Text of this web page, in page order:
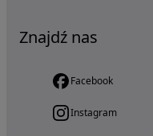
Znajdź nas
Facebook
Instagram